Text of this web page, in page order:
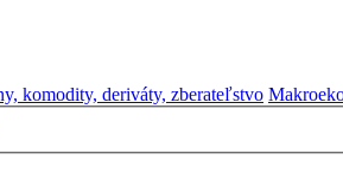
komodity, deriváty, zberateľstvo